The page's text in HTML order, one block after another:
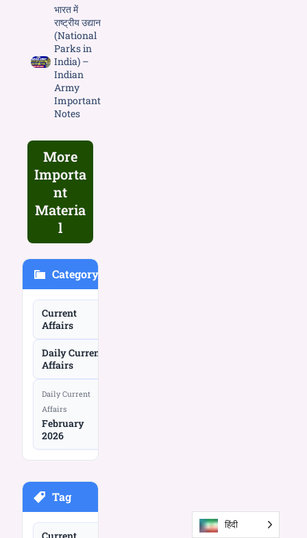
भारत में
राष्ट्रीय उद्यान
(National
Parks in
India) –
Indian
Army
Important
Notes
More
Importa
nt
Materia
l
Category
Current
Affairs
Daily Current
Affairs
Daily Current
Affairs
February
2026
Tag
Current
हिंदी